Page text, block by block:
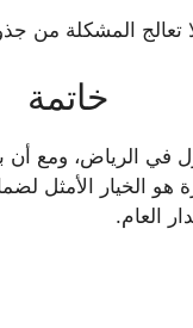
المشكلة من
خاتمة
في الرياض، ومع أن
هو الخيار
العام.